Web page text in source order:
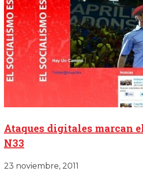
Ataques digitales marcan
N33
23 noviembre, 2011